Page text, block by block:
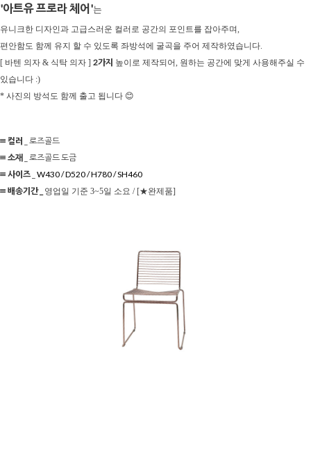
'아트유 프로라 체어'는
유니크한 디자인과 고급스러운 컬러로 공간의 포인트를 잡아주며,
편안함도 함께 유지 할 수 있도록 좌방석에 굴곡을 주어 제작하였습니다.
[ 바텐 의자 & 식탁 의자 ] 2가지 높이로 제작되어, 원하는 공간에 맞게 사용해주실 수
있습니다 :)
* 사진의 방석도 함께 출고 됩니다 😊
≡ 컬러
_ 로즈골드
≡ 소재
_ 로즈골드 도금
≡ 사이즈 W430 / D520 / H780 / SH460
≡ 배송기간 _
영업일 기준 3~5일 소요 / [★완제품]